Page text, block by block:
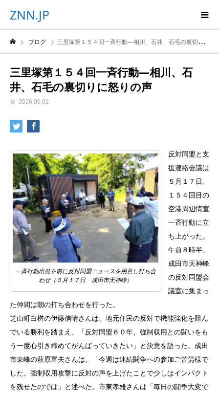
ZNN.JP
ブログ 三里塚第１５４回一斉行動―相川、石井、石毛の裏切りに怒りの声
三里塚第１５４回一斉行動―相川、石
井、石毛の裏切りに怒りの声
2026.06.02
一斉行動出発を前に反対同盟ニュースを用意し打ち合
わせ（５月１７日 成田市天神峰）
反対同盟と支
援連絡会議は
５月１７日、
１５４回目の
空港周辺情宣
一斉行動に立
ち上がった。
午前８時半、
成田市天神峰
の反対同盟会
議室に集まっ
た仲間は朝の打ち合わせを行った。
芝山町白桝の伊藤信晴さんは、地元住民の反対で機能強化を阻ん
でいる勝利を踏まえ、「反対同盟６０年、強制収用との闘いをも
う一度心引き締めてがんばっていきたい」と決意を語った。成田
市東峰の萩原富夫さんは、「今週は連続闘争への参加ご苦労様で
した。強制収用攻撃に反対の声を上げたことで少しはインパクト
を残せたのでは」と述べた。市東孝雄さんは「毎日の闘争大変で